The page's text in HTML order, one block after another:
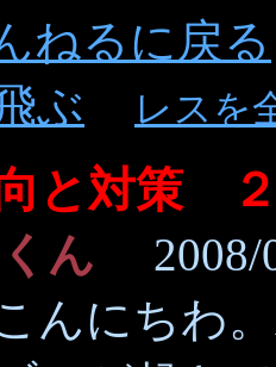
ねるに戻る
ぶ
レスを
向と対策
ん 2008/
んにちわ